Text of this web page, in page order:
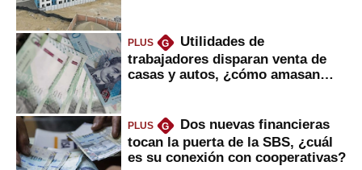
PLUS G
Utilidades de
trabajadores disparan venta de
casas y autos, ¿cómo amasan
PLUS G
Dos nuevas financieras
tocan la puerta de la SBS, ¿cuál
es su conexión con cooperativas?